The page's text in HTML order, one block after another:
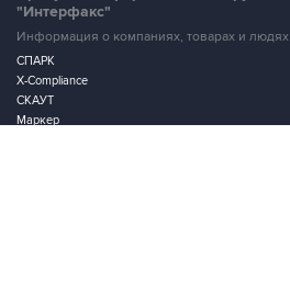
"Интерфакс"
Информация о компаниях, товарах и людях
СПАРК
X-Compliance
СКАУТ
Маркер